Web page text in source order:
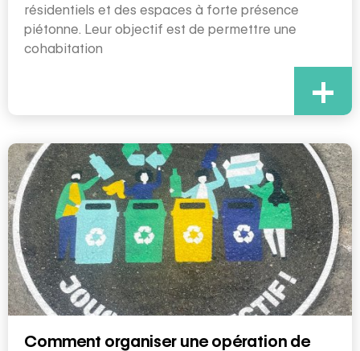
résidentiels et des espaces à forte présence
piétonne. Leur objectif est de permettre une
cohabitation
+
Comment organiser une opération de